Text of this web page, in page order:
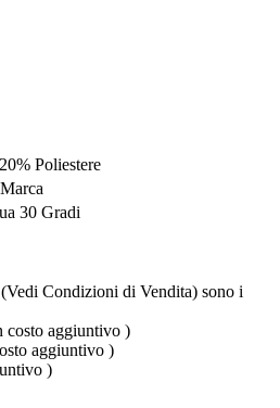
Poliestere
30 Gradi
Condizioni di Vendita) sono i
costo aggiuntivo )
aggiuntivo )
)